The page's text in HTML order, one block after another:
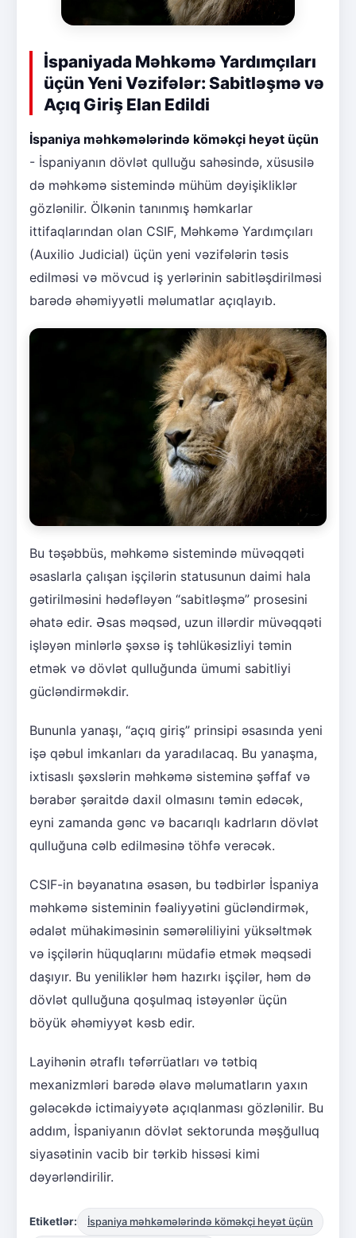
İspaniyada Məhkəmə Yardımçıları
üçün Yeni Vəzifələr: Sabitləşmə və
Açıq Giriş Elan Edildi
İspaniya məhkəmələrində köməkçi heyət üçün
- İspaniyanın dövlət qulluğu sahəsində, xüsusilə
də məhkəmə sistemində mühüm dəyişikliklər
gözlənilir. Ölkənin tanınmış həmkarlar
ittifaqlarından olan CSIF, Məhkəmə Yardımçıları
(Auxilio Judicial) üçün yeni vəzifələrin təsis
edilməsi və mövcud iş yerlərinin sabitləşdirilməsi
barədə əhəmiyyətli məlumatlar açıqlayıb.
Bu təşəbbüs, məhkəmə sistemində müvəqqəti
əsaslarla çalışan işçilərin statusunun daimi hala
gətirilməsini hədəfləyən “sabitləşmə” prosesini
əhatə edir. Əsas məqsəd, uzun illərdir müvəqqəti
işləyən minlərlə şəxsə iş təhlükəsizliyi təmin
etmək və dövlət qulluğunda ümumi sabitliyi
gücləndirməkdir.
Bununla yanaşı, “açıq giriş” prinsipi əsasında yeni
işə qəbul imkanları da yaradılacaq. Bu yanaşma,
ixtisaslı şəxslərin məhkəmə sisteminə şəffaf və
bərabər şəraitdə daxil olmasını təmin edəcək,
eyni zamanda gənc və bacarıqlı kadrların dövlət
qulluğuna cəlb edilməsinə töhfə verəcək.
CSIF-in bəyanatına əsasən, bu tədbirlər İspaniya
məhkəmə sisteminin fəaliyyətini gücləndirmək,
ədalət mühakiməsinin səmərəliliyini yüksəltmək
və işçilərin hüquqlarını müdafiə etmək məqsədi
daşıyır. Bu yeniliklər həm hazırkı işçilər, həm də
dövlət qulluğuna qoşulmaq istəyənlər üçün
böyük əhəmiyyət kəsb edir.
Layihənin ətraflı təfərrüatları və tətbiq
mexanizmləri barədə əlavə məlumatların yaxın
gələcəkdə ictimaiyyətə açıqlanması gözlənilir. Bu
addım, İspaniyanın dövlət sektorunda məşğulluq
siyasətinin vacib bir tərkib hissəsi kimi
dəyərləndirilir.
Etiketlər: İspaniya məhkəmələrində köməkçi heyət üçün